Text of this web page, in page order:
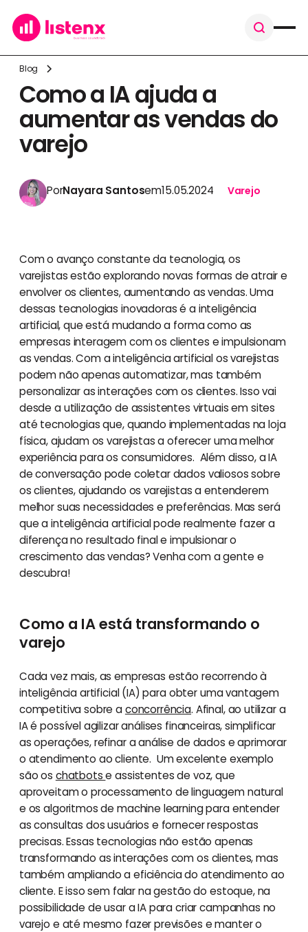
Blog
Como a IA ajuda a
aumentar as vendas do
varejo
PorNayara Santosem15.05.2024 Varejo
Com o avanço constante da tecnologia, os
varejistas estão explorando novas formas de atrair e
envolver os clientes, aumentando as vendas. Uma
dessas tecnologias inovadoras é a inteligência
artificial, que está mudando a forma como as
empresas interagem com os clientes e impulsionam
as vendas. Com a inteligência artificial os varejistas
podem não apenas automatizar, mas também
personalizar as interações com os clientes. Isso vai
desde a utilização de assistentes virtuais em sites
até tecnologias que, quando implementadas na loja
física, ajudam os varejistas a oferecer uma melhor
experiência para os consumidores. Além disso, a IA
de conversação pode coletar dados valiosos sobre
os clientes, ajudando os varejistas a entenderem
melhor suas necessidades e preferências. Mas será
que a inteligência artificial pode realmente fazer a
diferença no resultado final e impulsionar o
crescimento das vendas? Venha com a gente e
descubra!
Como a IA está transformando o
varejo
Cada vez mais, as empresas estão recorrendo à
inteligência artificial (IA) para obter uma vantagem
competitiva sobre aconcorrência. Afinal, ao utilizar a
IA é possível agilizar análises financeiras, simplificar
as operações, refinar a análise de dados e aprimorar
o atendimento ao cliente. Um excelente exemplo
são os chatbotse assistentes de voz, que
aproveitam o processamento de linguagem natural
e os algoritmos de machine learning para entender
as consultas dos usuários e fornecer respostas
precisas. Essas tecnologias não estão apenas
transformando as interações com os clientes, mas
também ampliando a eficiência do atendimento ao
cliente. E isso sem falar na gestão do estoque, na
possibilidade de usar a IA para criar campanhas no
varejo e até mesmo fazer previsões e manter o